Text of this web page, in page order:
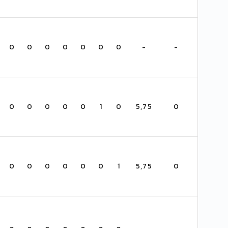
0 0 0 0 0 0 0 - -
0 0 0 0 0 1 0 5,75 0
0 0 0 0 0 0 1 5,75 0